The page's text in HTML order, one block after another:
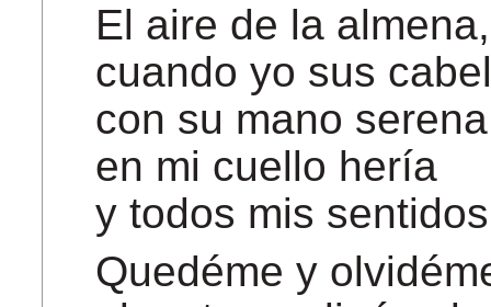
El aire de la almena,
cuando yo sus
con su mano serena
en mi cuello hería
y todos mis
Quedéme y